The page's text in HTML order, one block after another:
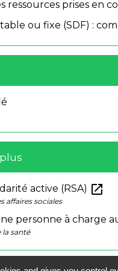
ressources prises en
ou fixe (SDF) :
active (RSA) open_in_new
affaires sociales
personne à charge
la santé